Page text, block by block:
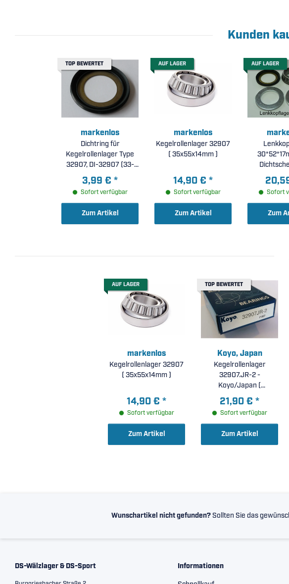
Kunden
TOP BEWERTET
markenlos
Dichtring für
Kegelrollenlager Type
32907, DI-32907 (33-
1008)
3,99 € *
Sofort verfügbar
Zum Artikel
AUF LAGER
markenlos
Kegelrollenlager 32907
( 35x55x14mm )
14,90 € *
Sofort verfügbar
Zum Artikel
AUF LAGER
Sofort
Zum
AUF LAGER
markenlos
Kegelrollenlager 32907
( 35x55x14mm )
14,90 € *
Sofort verfügbar
Zum Artikel
TOP BEWERTET
Koyo, Japan
Kegelrollenlager
32907.JR-2 -
Koyo/Japan (
35x55x14mm )
21,90 € *
Sofort verfügbar
Zum Artikel
Wunschartikel nicht gefunden?Sollten Sie das
DS-Wälzlager & DS-Sport Informationen